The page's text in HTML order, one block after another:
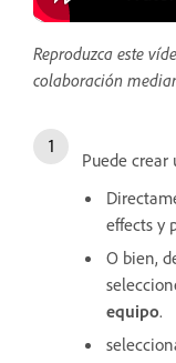
Reproduzca este
colaboración
Puede crear
effects y
O bien,
equipo.